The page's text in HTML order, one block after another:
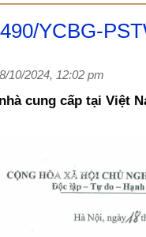
YCBG-
10/2024, 12:02 pm
cung cấp tại Việt